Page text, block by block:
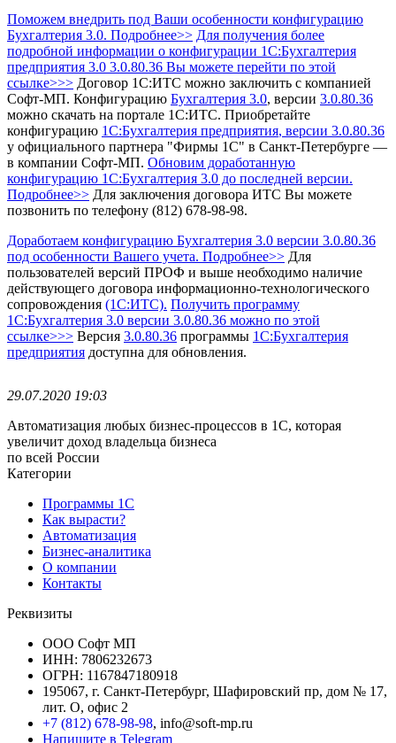
Поможем внедрить под Ваши особенности конфигурацию
Бухгалтерия 3.0. Подробнее>> Для получения более
подробной информации о конфигурации 1С:Бухгалтерия
предприятия 3.0 3.0.80.36 Вы можете перейти по этой
ссылке>>> Договор 1С:ИТС можно заключить с компанией
Софт-МП. Конфигурацию Бухгалтерия 3.0, версии 3.0.80.36
можно скачать на портале 1С:ИТС. Приобретайте
конфигурацию 1С:Бухгалтерия предприятия, версии 3.0.80.36
у официального партнера "Фирмы 1С" в Санкт-Петербурге —
в компании Софт-МП. Обновим доработанную
конфигурацию 1С:Бухгалтерия 3.0 до последней версии.
Подробнее>> Для заключения договора ИТС Вы можете
позвонить по телефону (812) 678-98-98.
Доработаем конфигурацию Бухгалтерия 3.0 версии 3.0.80.36
под особенности Вашего учета. Подробнее>> Для
пользователей версий ПРОФ и выше необходимо наличие
действующего договора информационно-технологического
сопровождения (1С:ИТС). Получить программу
1С:Бухгалтерия 3.0 версии 3.0.80.36 можно по этой
ссылке>>> Версия 3.0.80.36 программы 1С:Бухгалтерия
предприятия доступна для обновления.
29.07.2020 19:03
Автоматизация любых бизнес-процессов в 1С, которая
увеличит доход владельца бизнеса
по всей России
Категории
Программы 1С
Как вырасти?
Автоматизация
Бизнес-аналитика
О компании
Контакты
Реквизиты
ООО Софт МП
ИНН: 7806232673
ОГРН: 1167847180918
195067, г. Санкт-Петербург, Шафировский пр, дом № 17,
лит. О, офис 2
+7 (812) 678-98-98, info@soft-mp.ru
Напишите в Telegram